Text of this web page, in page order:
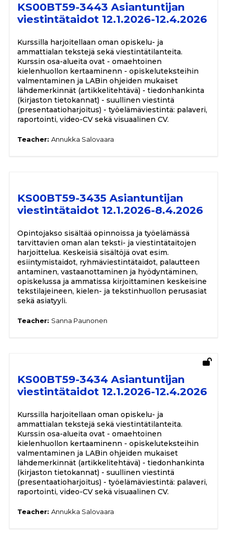
KS00BT59-3443 Asiantuntijan
viestintätaidot 12.1.2026-12.4.2026
Kurssilla harjoitellaan oman opiskelu- ja
ammattialan tekstejä sekä viestintätilanteita.
Kurssin osa-alueita ovat - omaehtoinen
kielenhuollon kertaaminenn - opiskeluteksteihin
valmentaminen ja LABin ohjeiden mukaiset
lähdemerkinnät (artikkelitehtävä) - tiedonhankinta
(kirjaston tietokannat) - suullinen viestintä
(presentaatioharjoitus) - työelämäviestintä: palaveri,
raportointi, video-CV sekä visuaalinen CV.
Teacher: Annukka Salovaara
KS00BT59-3435 Asiantuntijan
viestintätaidot 12.1.2026-8.4.2026
Opintojakso sisältää opinnoissa ja työelämässä
tarvittavien oman alan teksti- ja viestintätaitojen
harjoittelua. Keskeisiä sisältöjä ovat esim.
esiintymistaidot, ryhmäviestintätaidot, palautteen
antaminen, vastaanottaminen ja hyödyntäminen,
opiskelussa ja ammatissa kirjoittaminen keskeisine
tekstilajeineen, kielen- ja tekstinhuollon perusasiat
sekä asiatyyli.
Teacher: Sanna Paunonen
KS00BT59-3434 Asiantuntijan
viestintätaidot 12.1.2026-12.4.2026
Kurssilla harjoitellaan oman opiskelu- ja
ammattialan tekstejä sekä viestintätilanteita.
Kurssin osa-alueita ovat - omaehtoinen
kielenhuollon kertaaminenn - opiskeluteksteihin
valmentaminen ja LABin ohjeiden mukaiset
lähdemerkinnät (artikkelitehtävä) - tiedonhankinta
(kirjaston tietokannat) - suullinen viestintä
(presentaatioharjoitus) - työelämäviestintä: palaveri,
raportointi, video-CV sekä visuaalinen CV.
Teacher: Annukka Salovaara